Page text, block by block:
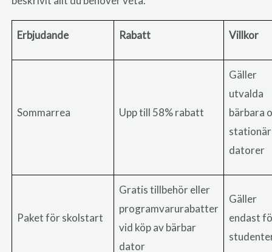
Erbjudande Rabatt Villkor
Sommarrea Upp till 58% rabatt
Gäller
utvalda
bärbara
datorer
Paket för skolstart
Gratis tillbehör eller
programvarurabatter
vid köp av bärbar
dator
Gäller
endast